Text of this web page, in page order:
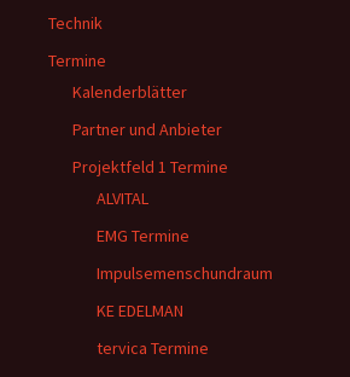
Technik
Termine
Kalenderblätter
Partner und Anbieter
Projektfeld 1 Termine
ALVITAL
EMG Termine
Impulsemenschundraum
KE EDELMAN
tervica Termine